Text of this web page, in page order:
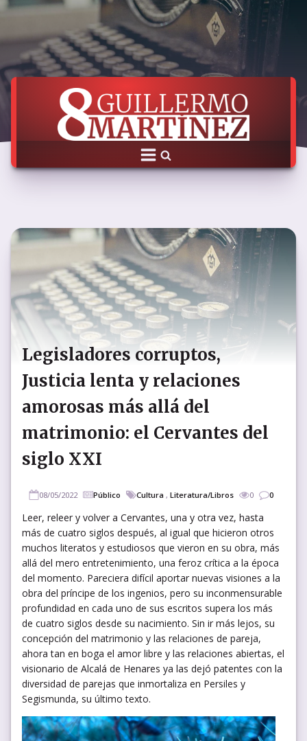
Legisladores corruptos,
Justicia lenta y relaciones
amorosas más allá del
matrimonio: el Cervantes del
siglo XXI
08/05/2022 Público Cultura , Literatura/Libros 0 0
Leer, releer y volver a Cervantes, una y otra vez, hasta
más de cuatro siglos después, al igual que hicieron otros
muchos literatos y estudiosos que vieron en su obra, más
allá del mero entretenimiento, una feroz crítica a la época
del momento. Pareciera difícil aportar nuevas visiones a la
obra del príncipe de los ingenios, pero su inconmensurable
profundidad en cada uno de sus escritos supera los más
de cuatro siglos desde su nacimiento. Sin ir más lejos, su
concepción del matrimonio y las relaciones de pareja,
ahora tan en boga el amor libre y las relaciones abiertas, el
visionario de Alcalá de Henares ya las dejó patentes con la
diversidad de parejas que inmortaliza en Persiles y
Segismunda, su último texto.